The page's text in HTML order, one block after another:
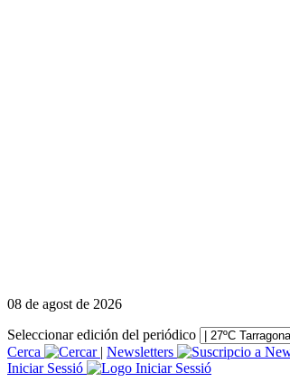
08 de agost de 2026
Seleccionar edición del periódico
Cerca
| Newsletters
Iniciar Sessió